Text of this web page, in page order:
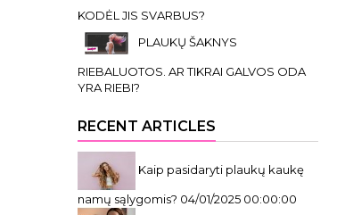
KODĖL JIS SVARBUS?
PLAUKŲ ŠAKNYS
RIEBALUOTOS. AR TIKRAI GALVOS ODA
YRA RIEBI?
RECENT ARTICLES
Kaip pasidaryti plaukų kaukę
namų sąlygomis? 04/01/2025 00:00:00